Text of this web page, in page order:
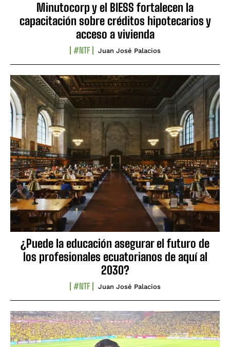
Minutocorp y el BIESS fortalecen la
capacitación sobre créditos hipotecarios y
acceso a vivienda
#NTF Juan José Palacios
¿Puede la educación asegurar el futuro de
los profesionales ecuatorianos de aquí al
2030?
#NTF Juan José Palacios